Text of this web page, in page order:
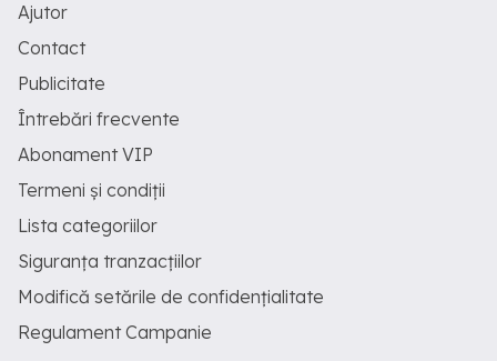
Ajutor
Contact
Publicitate
Întrebări frecvente
Abonament VIP
Termeni și condiții
Lista categoriilor
Siguranța tranzacțiilor
Modifică setările de confidențialitate
Regulament Campanie